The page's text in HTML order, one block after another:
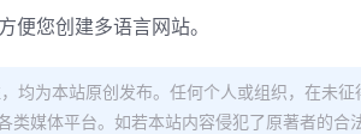
您创建多语言网站。
均为本站原创发布。任何个人或组织，在未
类媒体平台。如若本站内容侵犯了原著者的合